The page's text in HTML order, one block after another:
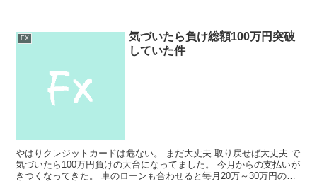
FX
気づいたら負け総額100万円突破
していた件
やはりクレジットカードは危ない。 まだ大丈夫 取り戻せば大丈夫 で
気づいたら100万円負けの大台になってました。 今月からの支払いが
きつくなってきた。 車のローンも合わせると毎月20万～30万円の返